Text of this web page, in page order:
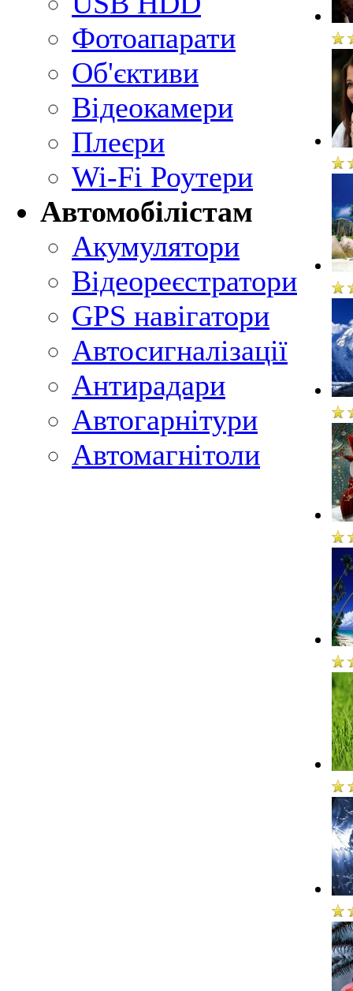
Фотоапарати
Об'єктиви
Відеокамери
Плеєри
Wi-Fi Роутери
Автомобілістам
Акумулятори
Відеореєстратори
GPS навігатори
Автосигналізації
Антирадари
Автогарнітури
Автомагнітоли